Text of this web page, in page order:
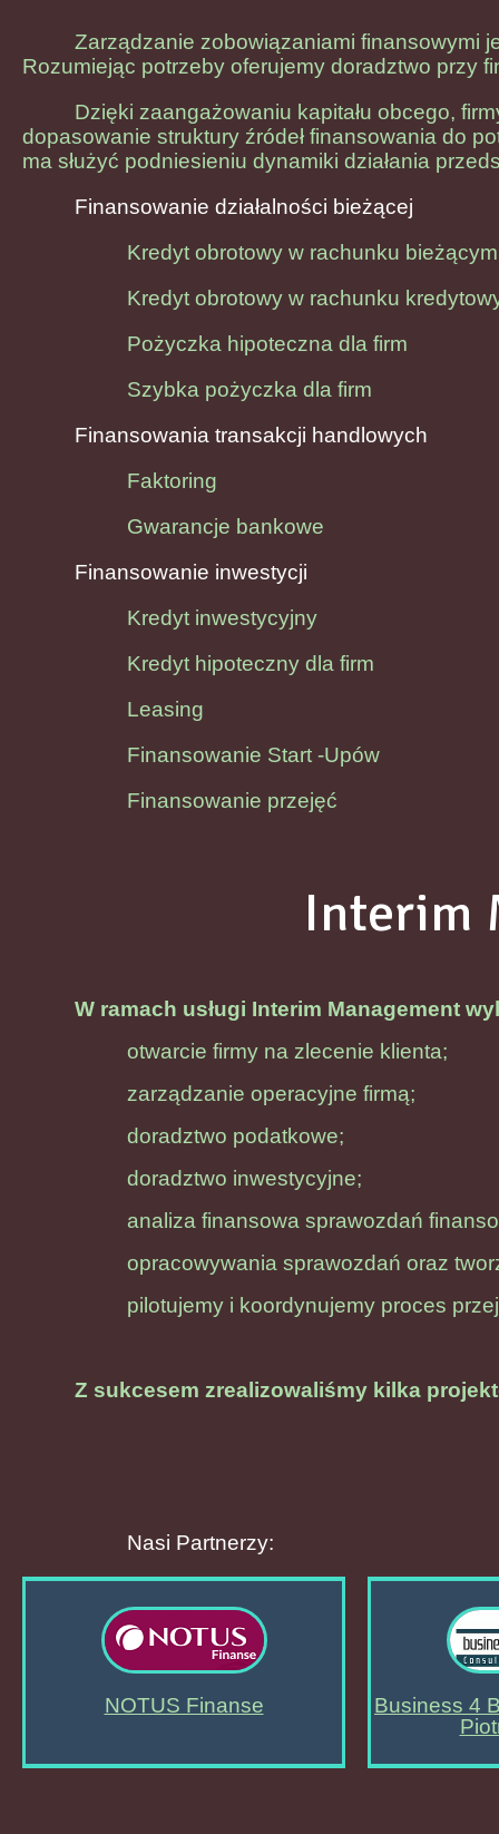
Zarządzanie zobowiązaniami finansowymi
Rozumiejąc potrzeby oferujemy doradztwo przy
Dzięki zaangażowaniu kapitału obcego,
dopasowanie struktury źródeł finansowania do
ma służyć podniesieniu dynamiki działania
Finansowanie działalności bieżącej
Kredyt obrotowy w rachunku bieżącym
Kredyt obrotowy w rachunku
Pożyczka hipoteczna dla firm
Szybka pożyczka dla firm
Finansowania transakcji handlowych
Faktoring
Gwarancje bankowe
Finansowanie inwestycji
Kredyt inwestycyjny
Kredyt hipoteczny dla firm
Leasing
Finansowanie Start -Upów
Finansowanie przejęć
Interim
W ramach usługi Interim Management
otwarcie firmy na zlecenie klienta;
zarządzanie operacyjne firmą;
doradztwo podatkowe;
doradztwo inwestycyjne;
analiza finansowa sprawozdań
opracowywania sprawozdań oraz
pilotujemy i koordynujemy proces
Z sukcesem zrealizowaliśmy kilka
Nasi Partnerzy:
NOTUS Finanse
Business 4